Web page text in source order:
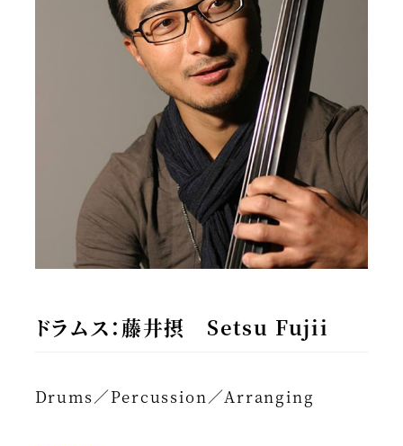
ドラムス：藤井摂 Setsu Fujii
Drums／Percussion／Arranging